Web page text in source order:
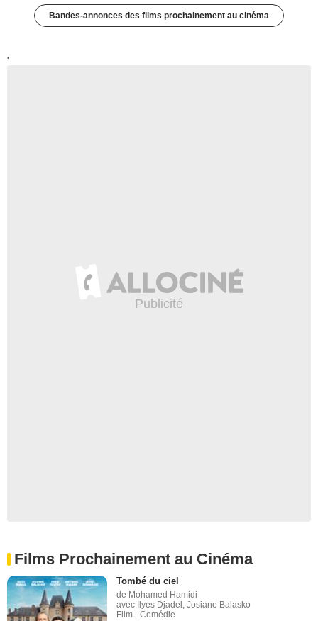
Bandes-annonces des films prochainement au cinéma
'
Films Prochainement au Cinéma
Tombé du ciel
de Mohamed Hamidi
avec Ilyes Djadel, Josiane Balasko
Film - Comédie